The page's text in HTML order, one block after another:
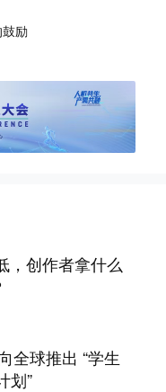
励
，创作者拿什么
全球推出 “学生
划”